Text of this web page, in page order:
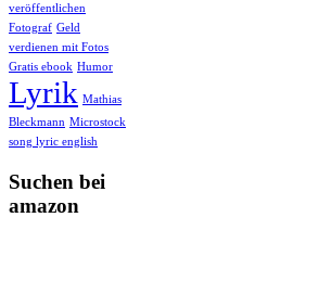
veröffentlichen
Fotograf Geld
verdienen mit Fotos
Gratis ebook Humor
Lyrik Mathias
Bleckmann Microstock
song lyric english
Suchen bei
amazon